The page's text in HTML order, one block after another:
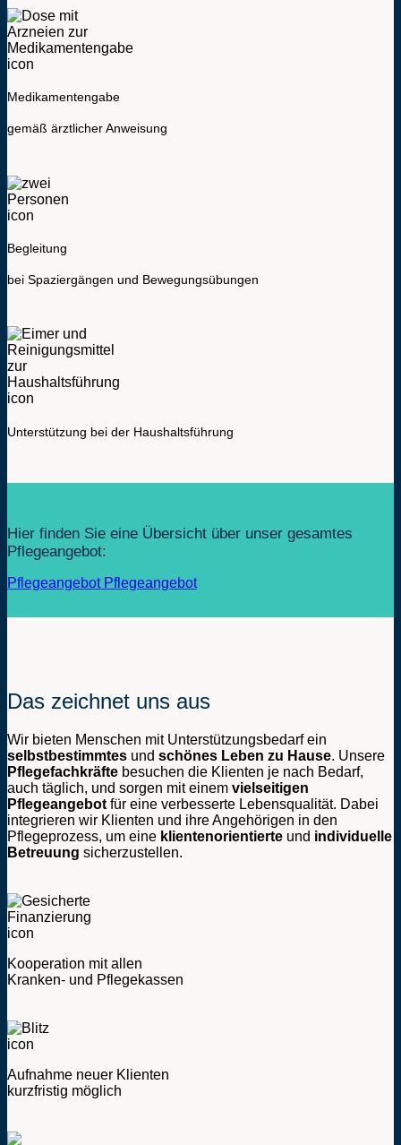
Medikamentengabe
gemäß ärztlicher Anweisung
Begleitung
bei Spaziergängen und Bewegungsübungen
Unterstützung bei der Haushaltsführung
Hier finden Sie eine Übersicht über unser gesamtes
Pflegeangebot:
Pflegeangebot Pflegeangebot
Das zeichnet uns aus
Wir bieten Menschen mit Unterstützungsbedarf ein
selbstbestimmtes und schönes Leben zu Hause. Unsere
Pflegefachkräfte besuchen die Klienten je nach Bedarf,
auch täglich, und sorgen mit einem vielseitigen
Pflegeangebot für eine verbesserte Lebensqualität. Dabei
integrieren wir Klienten und ihre Angehörigen in den
Pflegeprozess, um eine klientenorientierte und individuelle
Betreuung sicherzustellen.
Kooperation mit allen
Kranken- und Pflegekassen
Aufnahme neuer Klienten
kurzfristig möglich